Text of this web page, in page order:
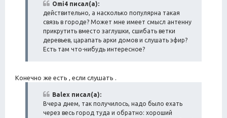
Omi4 писал(а):
действительно, а насколько популярна такая
связь в городе? Может мне имеет смысл антенну
прикрутить вместо заглушки, сшибать ветки
деревьев, царапать арки домов и слушать эфир?
Есть там что-нибудь интересное?
Конечно же есть , если слушать .
Balex писал(а):
Вчера днем, так получилось, надо было ехать
через весь город туда и обратно: хороший